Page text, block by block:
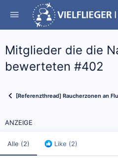
Mitglieder die die
bewerteten #402
[Referenzthread] Raucherzonen an
ANZEIGE
Alle (2) Like (2)